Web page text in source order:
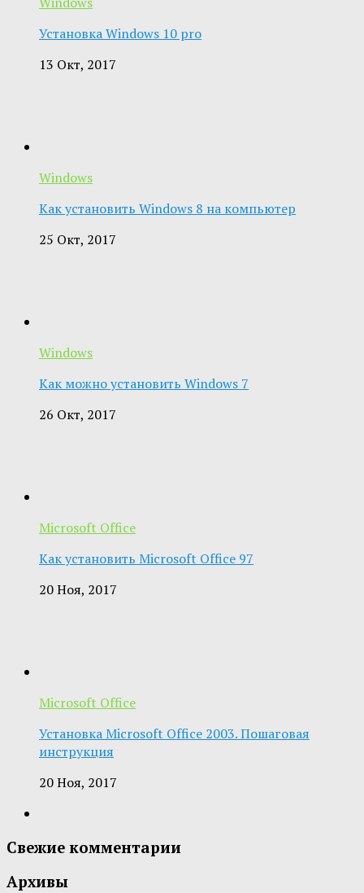
Установка Windows 10 pro
13 Окт, 2017
Windows
Как установить Windows 8 на компьютер
25 Окт, 2017
Windows
Как можно установить Windows 7
26 Окт, 2017
Microsoft Office
Как установить Microsoft Office 97
20 Ноя, 2017
Microsoft Office
Установка Microsoft Office 2003. Пошаговая
инструкция
20 Ноя, 2017
Свежие комментарии
Архивы